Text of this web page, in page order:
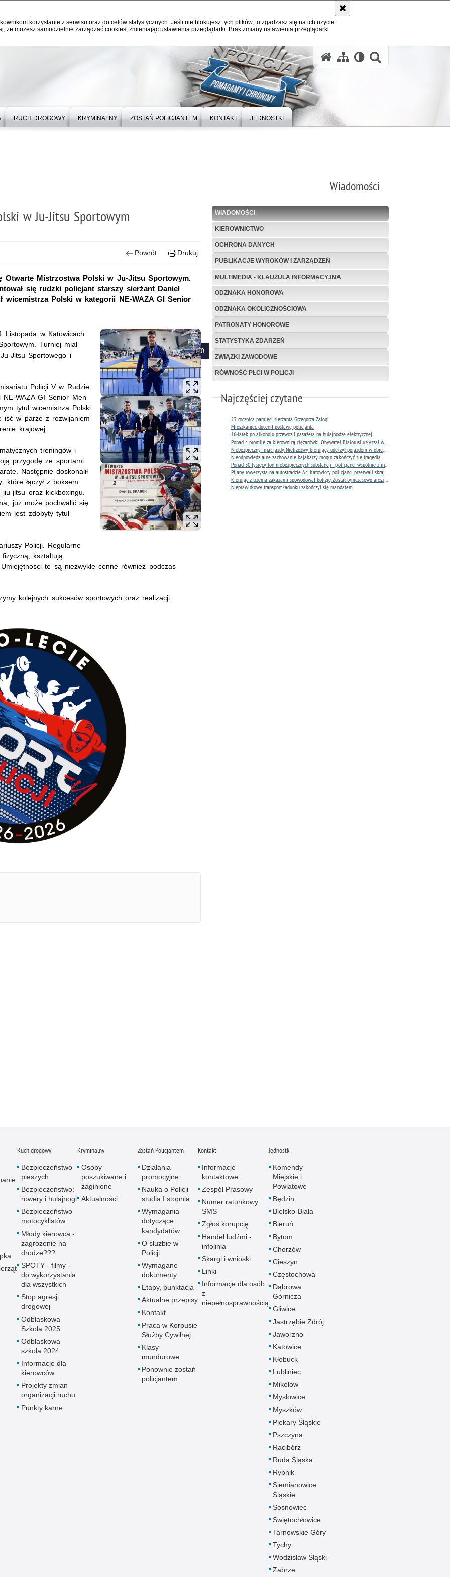
korzystanie z serwisu oraz do celów statystycznych. Jeśli nie blokujesz tych plików, to zgadzasz się na ich użycie
że możesz samodzielnie zarządzać cookies, zmieniając ustawienia przeglądarki. Brak zmiany ustawienia przeglądarki
RUCH DROGOWY KRYMINALNY ZOSTAŃ POLICJANTEM KONTAKT JEDNOSTKI
Wiadomości
WIADOMOŚCI
KIEROWNICTWO
OCHRONA DANYCH
PUBLIKACJE WYROKÓW I ZARZĄDZEŃ
MULTIMEDIA - KLAUZULA INFORMACYJNA
ODZNAKA HONOROWA
ODZNAKA OKOLICZNOŚCIOWA
PATRONATY HONOROWE
STATYSTYKA ZDARZEŃ
ZWIĄZKI ZAWODOWE
RÓWNOŚĆ PŁCI W POLICJI
Najczęściej czytane
23. rocznica pamięci sierżanta Grzegorza Załogi
Mieszkaniec docenił postawę policjanta
16-latek po alkoholu przewoził pasażera na hulajnodze elektrycznej
Nieodpowiedzialne zachowanie kajakarzy mogło zakończyć się tragedią
Nieprawidłowy transport ładunku zakończył się mandatem
w Ju-Jitsu Sportowym
Powrót Drukuj
Otwarte Mistrzostwa Polski w Ju-Jitsu Sportowym.
się rudzki policjant starszy sierżant Daniel
wicemistrza Polski w kategorii NE-WAZA GI Senior
Listopada w Katowicach
Turniej miał
Jitsu Sportowego i
Policji V w Rudzie
WAZA GI Senior Men
tytuł wicemistrza Polski.
iść w parze z rozwijaniem
krajowej.
treningów i
przygodę ze sportami
Następnie doskonalił
które łączył z boksem.
jitsu oraz kickboxingu.
już może pochwalić się
jest zdobyty tytuł
Policji. Regularne
kształtują
te są niezwykle cenne również podczas
kolejnych sukcesów sportowych oraz realizacji
Ruch drogowy
Bezpieczeństwo
pieszych
Bezpieczeństwo:
rowery i hulajnogi
Bezpieczeństwo
motocyklistów
Młody kierowca -
zagrożenie na
drodze???
SPOTY - filmy -
do wykorzystania
dla wszystkich
Stop agresji
drogowej
Odblaskowa
Szkoła 2025
Odblaskowa
szkoła 2024
Informacje dla
kierowców
Projekty zmian
organizacji ruchu
Punkty karne
Kryminalny
Osoby
poszukiwane i
zaginione
Aktualności
Zostań Policjantem
Działania
promocyjne
Nauka o Policji -
studia I stopnia
Wymagania
dotyczące
kandydatów
O służbie w
Policji
Wymagane
dokumenty
Etapy, punktacja
Aktualne przepisy
Kontakt
Praca w Korpusie
Służby Cywilnej
Klasy
mundurowe
Ponownie zostań
policjantem
Kontakt
Informacje
kontaktowe
Zespół Prasowy
Numer ratunkowy
SMS
Zgłoś korupcję
Handel ludźmi -
infolinia
Skargi i wnioski
Linki
Informacje dla osób
z
niepełnosprawnością
Jednostki
Komendy
Miejskie i
Powiatowe
Będzin
Bielsko-Biała
Bieruń
Bytom
Chorzów
Cieszyn
Częstochowa
Dąbrowa
Górnicza
Gliwice
Jastrzębie Zdrój
Jaworzno
Katowice
Kłobuck
Lubliniec
Mikołów
Mysłowice
Myszków
Piekary Śląskie
Pszczyna
Racibórz
Ruda Śląska
Rybnik
Siemianowice
Śląskie
Sosnowiec
Świętochłowice
Tarnowskie Góry
Tychy
Wodzisław Śląski
Zabrze